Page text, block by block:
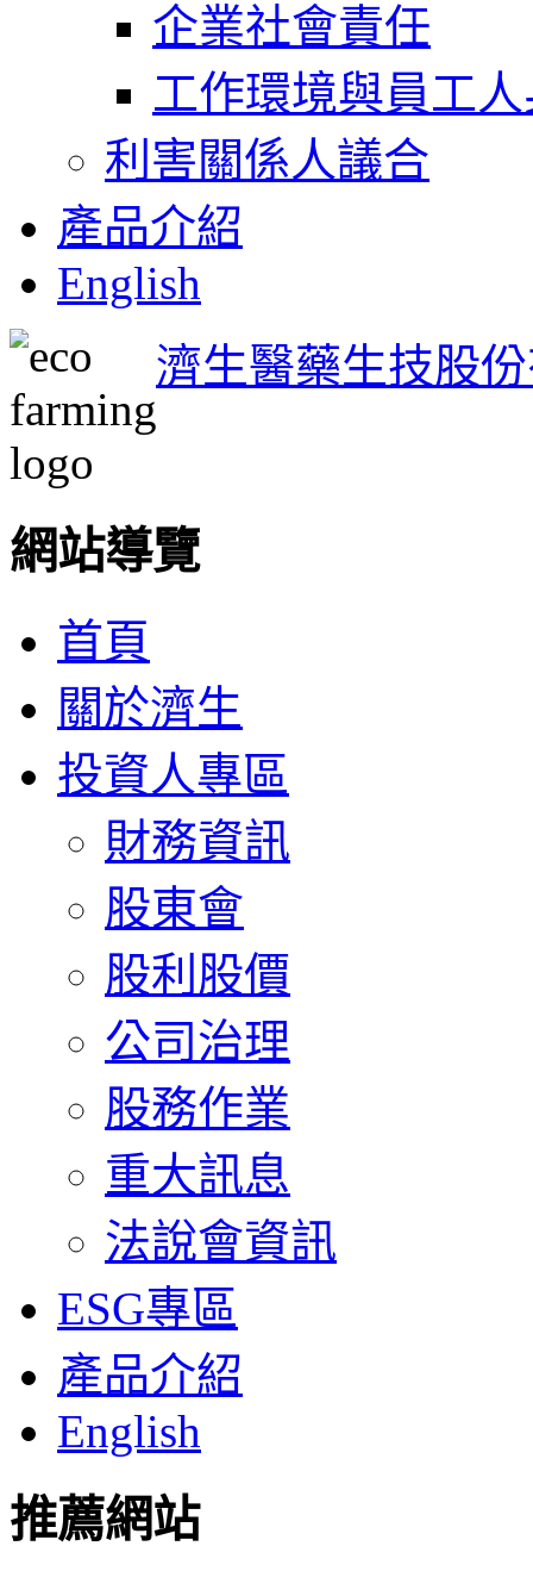
企業社會責任
工作環境與員工
利害關係人議合
產品介紹
English
濟生醫藥生技股
網站導覽
首頁
關於濟生
投資人專區
財務資訊
股東會
股利股價
公司治理
股務作業
重大訊息
法說會資訊
ESG專區
產品介紹
English
推薦網站